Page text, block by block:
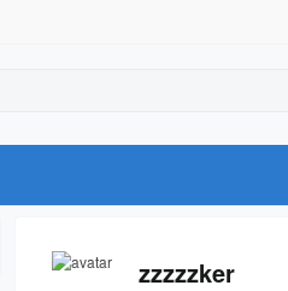
zzzzzker